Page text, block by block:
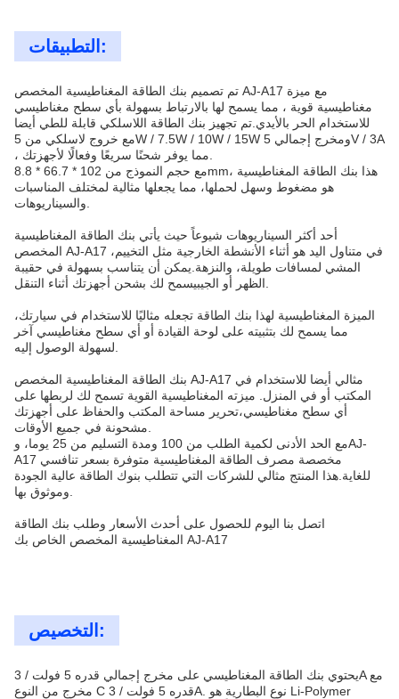
التطبيقات:
تم تصميم بنك الطاقة المغناطيسية المخصص AJ-A17 مع ميزة
مغناطيسية قوية ، مما يسمح لها بالارتباط بسهولة بأي سطح مغناطيسي
للاستخدام الحر بالأيدي.تم تجهيز بنك الطاقة اللاسلكي قابلة للطي أيضا
مع خروج لاسلكي من 5W / 7.5W / 10W / 15W ومخرج إجمالي 5V / 3A
مع حجم النموذج من 102 * 66.7 * 8.8mm، هذا بنك الطاقة المغناطيسية
هو مضغوط وسهل لحملها، مما يجعلها مثالية لمختلف المناسبات
أحد أكثر السيناريوهات شيوعاً حيث يأتي بنك الطاقة المغناطيسية
المخصص AJ-A17 في متناول اليد هو أثناء الأنشطة الخارجية مثل التخييم،
المشي لمسافات طويلة، والنزهة.يمكن أن يتناسب بسهولة في حقيبة
الميزة المغناطيسية لهذا بنك الطاقة تجعله مثاليًا للاستخدام في سيارتك،
مما يسمح لك بتثبيته على لوحة القيادة أو أي سطح مغناطيسي آخر
بنك الطاقة المغناطيسية المخصص AJ-A17 مثالي أيضا للاستخدام في
المكتب أو في المنزل. ميزته المغناطيسية القوية تسمح لك لربطها على
أي سطح مغناطيسي،تحرير مساحة المكتب والحفاظ على أجهزتك
مع الحد الأدنى لكمية الطلب من 100 ومدة التسليم من 25 يوما، وAJ-
A17 مخصصة مصرف الطاقة المغناطيسية متوفرة بسعر تنافسي
للغاية.هذا المنتج مثالي للشركات التي تتطلب بنوك الطاقة عالية الجودة
اتصل بنا اليوم للحصول على أحدث الأسعار وطلب بنك الطاقة
المغناطيسية المخصص الخاص بك AJ-A17
التخصيص:
يحتوي بنك الطاقة المغناطيسي على مخرج إجمالي قدره 5 فولت / 3A مع
مخرج من النوع C قدره 5 فولت / 3A. نوع البطارية هو Li-Polymer